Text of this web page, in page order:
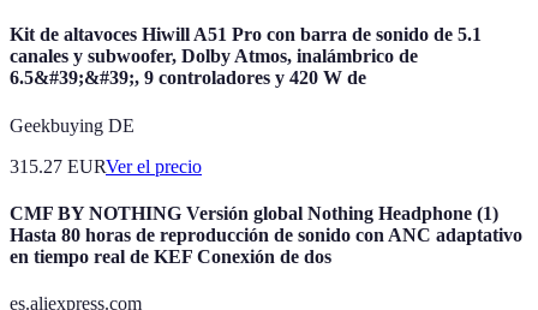
Kit de altavoces Hiwill A51 Pro con barra de sonido de 5.1
canales y subwoofer, Dolby Atmos, inalámbrico de
6.5&#39;&#39;, 9 controladores y 420 W de
Geekbuying DE
315.27 EURVer el precio
CMF BY NOTHING Versión global Nothing Headphone (1)
Hasta 80 horas de reproducción de sonido con ANC adaptativo
en tiempo real de KEF Conexión de dos
es.aliexpress.com